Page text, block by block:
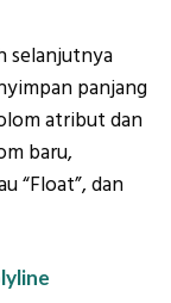
selanjutnya
panjang
atribut dan
baru,
“Float”, dan